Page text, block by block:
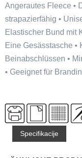
Angerautes Fleece •
strapazierfähig •
Elastischer Bund mit
Eine Gesässtasche
Beinabschlüssen •
• Geeignet für
Specifikacije